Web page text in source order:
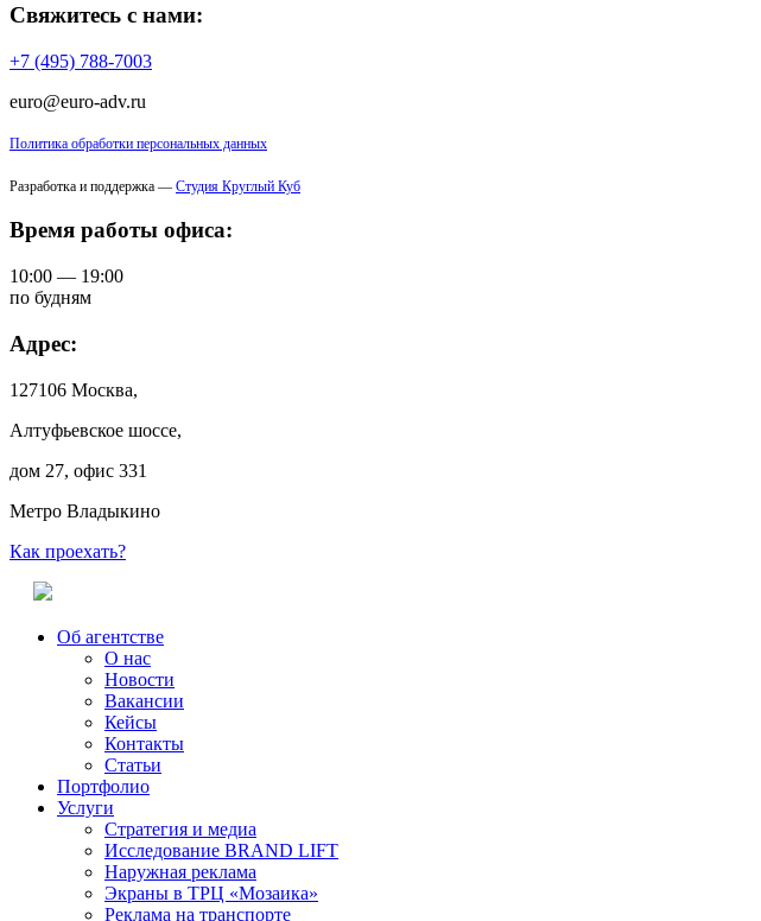
Свяжитесь с нами:
+7 (495) 788-7003
euro@euro-adv.ru
Политика обработки персональных данных
Разработка и поддержка — Студия Круглый Куб
Время работы офиса:
10:00 — 19:00
по будням
Адрес:
127106 Москва,
Алтуфьевское шоссе,
дом 27, офис 331
Метро Владыкино
Как проехать?
Об агентстве
О нас
Новости
Вакансии
Кейсы
Контакты
Статьи
Портфолио
Услуги
Стратегия и медиа
Исследование BRAND LIFT
Наружная реклама
Экраны в ТРЦ «Мозаика»
Реклама на транспорте